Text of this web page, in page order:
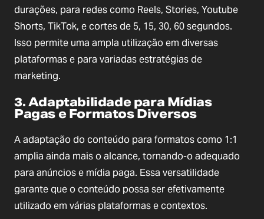
durações, para redes como Reels, Stories, Youtube
Shorts, TikTok, e cortes de 5, 15, 30, 60 segundos.
Isso permite uma ampla utilização em diversas
plataformas e para variadas estratégias de
marketing.
3. Adaptabilidade para Mídias
Pagas e Formatos Diversos
A adaptação do conteúdo para formatos como 1:1
amplia ainda mais o alcance, tornando-o adequado
para anúncios e mídia paga. Essa versatilidade
garante que o conteúdo possa ser efetivamente
utilizado em várias plataformas e contextos.